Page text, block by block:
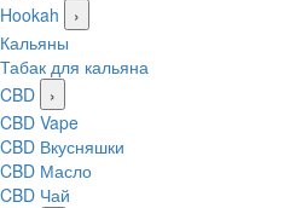
Hookah
›
Кальяны
Табак для кальяна
CBD
›
CBD Vape
CBD Вкусняшки
CBD Масло
CBD Чай